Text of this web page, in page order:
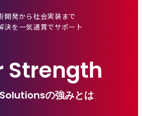
開発から社会実装まで
決を一気通貫でサポート
Strength
の強みとは